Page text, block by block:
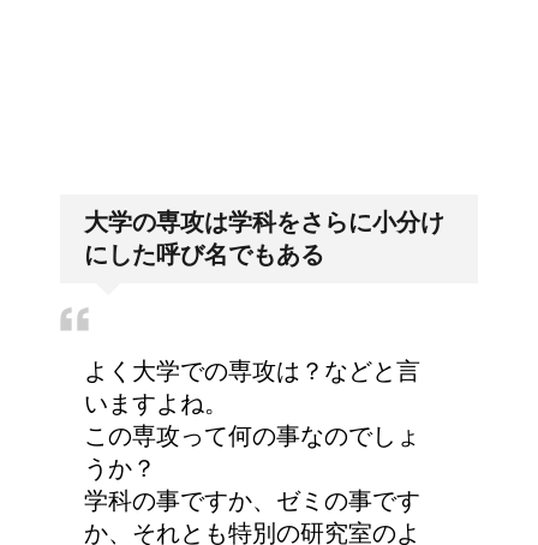
大学の専攻は学科をさらに小分け
にした呼び名でもある
よく大学での専攻は？などと言
いますよね。
この専攻って何の事なのでしょ
うか？
学科の事ですか、ゼミの事です
か、それとも特別の研究室のよ